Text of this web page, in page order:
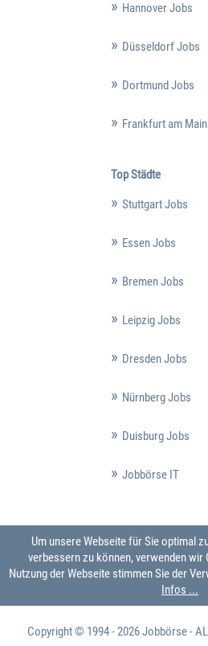
Hannover Jobs
Düsseldorf Jobs
Dortmund Jobs
Frankfurt am
Top Städte
Stuttgart Jobs
Essen Jobs
Bremen Jobs
Leipzig Jobs
Dresden Jobs
Nürnberg Jobs
Duisburg Jobs
Jobbörse IT
Um unsere Webseite für Sie optimal
verbessern zu können, verwenden
Nutzung der Webseite stimmen Sie der
Infos ...
Copyright © 1994 - 2026Jobbörse-